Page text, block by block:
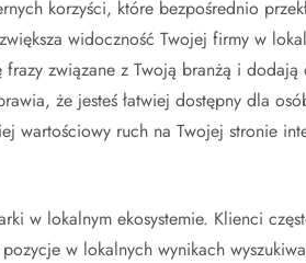
korzyści, które bezpośrednio
widoczność Twojej firmy w
związane z Twoją branżą i
że jesteś łatwiej dostępny dla
wartościowy ruch na Twojej stronie
w lokalnym ekosystemie. Klienci
w lokalnych wynikach